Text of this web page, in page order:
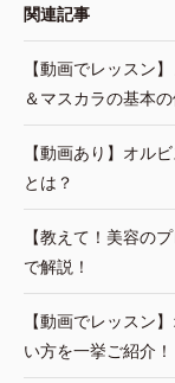
関連記事
【動画でレッスン
＆マスカラの基本
【動画あり】オル
とは？
【教えて！美容の
で解説！
【動画でレッスン
い方を一挙ご紹介